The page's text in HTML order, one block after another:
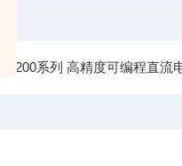
系列 高精度可编程直流